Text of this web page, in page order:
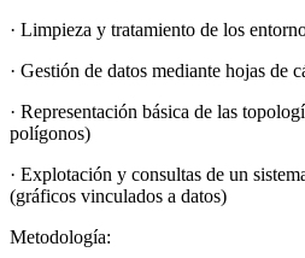
· Limpieza y tratamiento de los
· Gestión de datos mediante hojas de
· Representación básica de las
polígonos)
· Explotación y consultas de un
(gráficos vinculados a datos)
Metodología: